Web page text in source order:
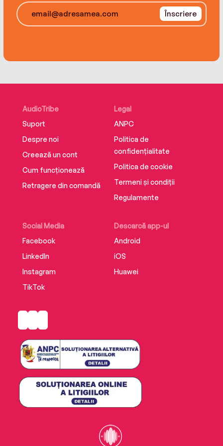
Înscriere
AudioTribe
Suport
Despre noi
Creează un cont
Cum funcționează
Retragere din comandă
Social Media
Facebook
LinkedIn
Instagram
TikTok
Descarcă app-ul
Android
iOS
Huawei
Legal
ANPC
Politica de
confidențialitate
Politica de cookie
Termeni și condiții
Regulamente